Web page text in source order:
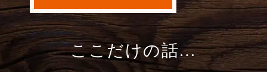
ここだけの話…